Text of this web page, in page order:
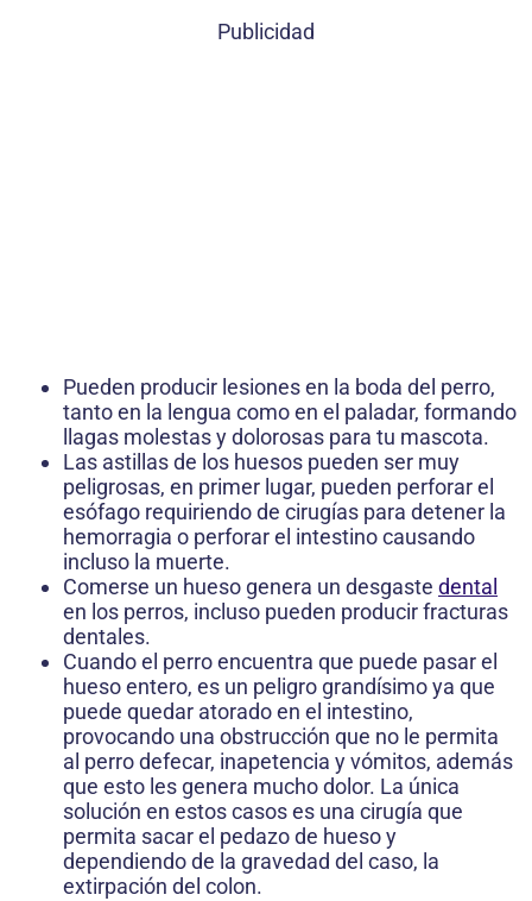
Publicidad
Pueden producir lesiones en la boda del perro,
tanto en la lengua como en el paladar, formando
llagas molestas y dolorosas para tu mascota.
Las astillas de los huesos pueden ser muy
peligrosas, en primer lugar, pueden perforar el
esófago requiriendo de cirugías para detener la
hemorragia o perforar el intestino causando
incluso la muerte.
Comerse un hueso genera un desgaste dental
en los perros, incluso pueden producir fracturas
dentales.
Cuando el perro encuentra que puede pasar el
hueso entero, es un peligro grandísimo ya que
puede quedar atorado en el intestino,
provocando una obstrucción que no le permita
al perro defecar, inapetencia y vómitos, además
que esto les genera mucho dolor. La única
solución en estos casos es una cirugía que
permita sacar el pedazo de hueso y
dependiendo de la gravedad del caso, la
extirpación del colon.